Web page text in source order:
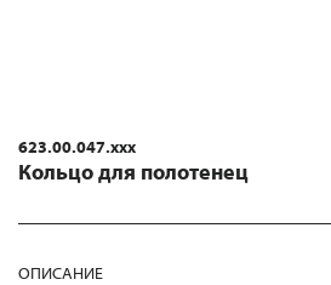
623.00.047.xxx
Кольцо для полотенец
ОПИСАНИЕ